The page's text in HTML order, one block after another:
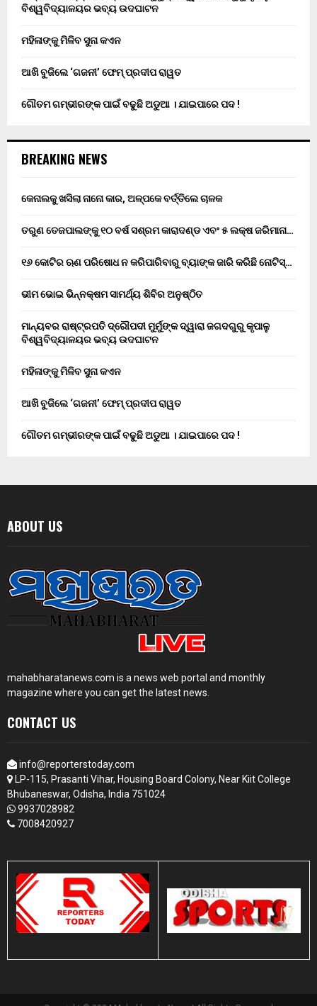
ବିଶ୍ୱବିଦ୍ୟାଳୟର ଭବ୍ୟ ଉଦଘାଟନ
ମହିଳାଙ୍କୁ ମିଳିବ ସୁନା କଏନ
ଆଖି ବୁଜିଲେ ‘ଗଜନୀ’ ଫେମ୍ ପ୍ରଦୀପ ରାୱତ
ଗୌତମ ଗମ୍ଭୀରଙ୍କ ପାଇଁ ବଢୁଛି ଅଡୁଆ । ଯାଇପାରେ ପଦ !
BREAKING NEWS
କେନାଲକୁ ଖସିଲା ନାନୋ କାର, ଅଳ୍ପକେ ବର୍ତ୍ତିଲେ ଚାଳକ
ତରୁଣ ତେଜପାଲଙ୍କୁ ୧୦ ବର୍ଷ ସଶ୍ରମ କାରାଦଣ୍ଡ ଏବଂ ₹୫ ଲକ୍ଷ ଜରିମାନା…
୧୬ କୋଟିର ଋଣ ପରିଷୋଧ ନ କରିପାରିବାରୁ ବ୍ୟାଙ୍କ ଜାରି କରିଛି ନୋଟିସ୍…
ଭୀମ ଭୋଇ ଭିନ୍ନକ୍ଷମ ସାମର୍ଥ୍ୟ ଶିବିର ଅନୁଷ୍ଠିତ
ମାନ୍ୟବର ରାଷ୍ଟ୍ରପତି ଦ୍ରୌପଦୀ ମୁର୍ମୁଙ୍କ ଦ୍ୱାରା ଜଗଦଗୁରୁ କୃପାଳୁ
ବିଶ୍ୱବିଦ୍ୟାଳୟର ଭବ୍ୟ ଉଦଘାଟନ
ମହିଳାଙ୍କୁ ମିଳିବ ସୁନା କଏନ
ଆଖି ବୁଜିଲେ ‘ଗଜନୀ’ ଫେମ୍ ପ୍ରଦୀପ ରାୱତ
ଗୌତମ ଗମ୍ଭୀରଙ୍କ ପାଇଁ ବଢୁଛି ଅଡୁଆ । ଯାଇପାରେ ପଦ !
ABOUT US
mahabharatanews.com is a news web portal and monthly
magazine where you can get the latest news.
CONTACT US
info@reporterstoday.com
LP-115, Prasanti Vihar, Housing Board Colony, Near Kiit College
Bhubaneswar, Odisha, India 751024
9937028982
7008420927